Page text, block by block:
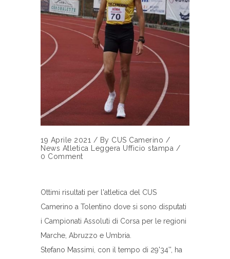
19 Aprile 2021 / By CUS Camerino /
News Atletica Leggera Ufficio stampa /
0 Comment
Ottimi risultati per l'atletica del CUS
Camerino a Tolentino dove si sono disputati
i Campionati Assoluti di Corsa per le regioni
Marche, Abruzzo e Umbria.
Stefano Massimi, con il tempo di 29'34'', ha